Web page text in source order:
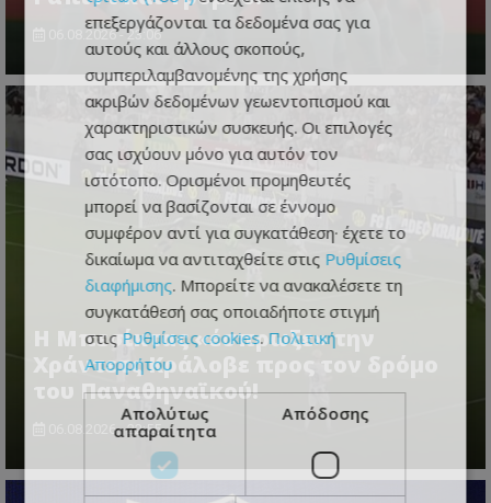
06.08.2026 - 23:06
Η Μπεσίκτας «έσπρωξε» την
Χράντετς Κράλοβε προς τον δρόμο
του Παναθηναϊκού!
06.08.2026 - 22:55
επεξεργάζονται τα δεδομένα σας για
αυτούς και άλλους σκοπούς,
συμπεριλαμβανομένης της χρήσης
ακριβών δεδομένων γεωεντοπισμού και
χαρακτηριστικών συσκευής. Οι επιλογές
σας ισχύουν μόνο για αυτόν τον
ιστότοπο. Ορισμένοι προμηθευτές
μπορεί να βασίζονται σε έννομο
συμφέρον αντί για συγκατάθεση· έχετε το
δικαίωμα να αντιταχθείτε στις Ρυθμίσεις
διαφήμισης. Μπορείτε να ανακαλέσετε τη
συγκατάθεσή σας οποιαδήποτε στιγμή
στιςΡυθμίσεις cookies.Πολιτική
Απορρήτου
Απολύτως
απαραίτητα
Απόδοσης